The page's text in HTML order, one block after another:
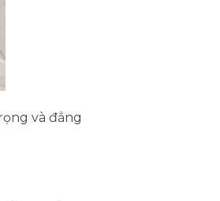
và đẳng